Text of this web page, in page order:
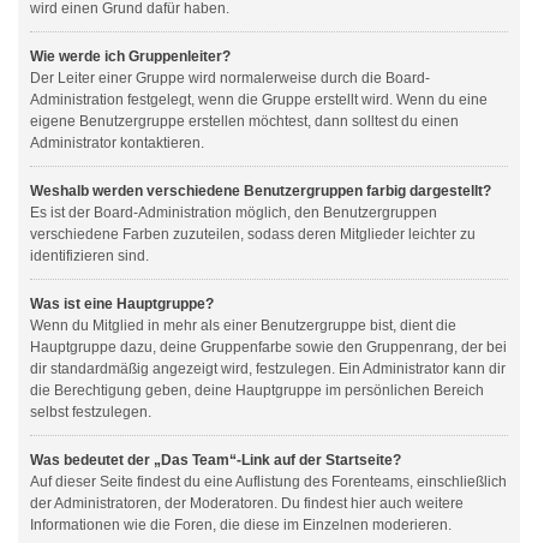
wird einen Grund dafür haben.
Wie werde ich Gruppenleiter?
Der Leiter einer Gruppe wird normalerweise durch die Board-
Administration festgelegt, wenn die Gruppe erstellt wird. Wenn du eine
eigene Benutzergruppe erstellen möchtest, dann solltest du einen
Administrator kontaktieren.
Weshalb werden verschiedene Benutzergruppen farbig dargestellt?
Es ist der Board-Administration möglich, den Benutzergruppen
verschiedene Farben zuzuteilen, sodass deren Mitglieder leichter zu
identifizieren sind.
Was ist eine Hauptgruppe?
Wenn du Mitglied in mehr als einer Benutzergruppe bist, dient die
Hauptgruppe dazu, deine Gruppenfarbe sowie den Gruppenrang, der bei
dir standardmäßig angezeigt wird, festzulegen. Ein Administrator kann dir
die Berechtigung geben, deine Hauptgruppe im persönlichen Bereich
selbst festzulegen.
Was bedeutet der „Das Team“-Link auf der Startseite?
Auf dieser Seite findest du eine Auflistung des Forenteams, einschließlich
der Administratoren, der Moderatoren. Du findest hier auch weitere
Informationen wie die Foren, die diese im Einzelnen moderieren.